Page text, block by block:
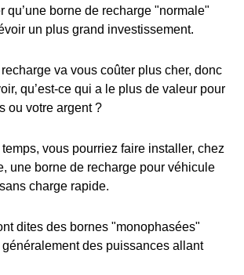
qu’une borne de recharge "normale"
un plus grand investissement.
va vous coûter plus cher, donc
qu’est-ce qui a le plus de valeur pour
ou votre argent ?
vous pourriez faire installer, chez
une borne de recharge pour véhicule
charge rapide.
dites des bornes "monophasées"
des puissances allant